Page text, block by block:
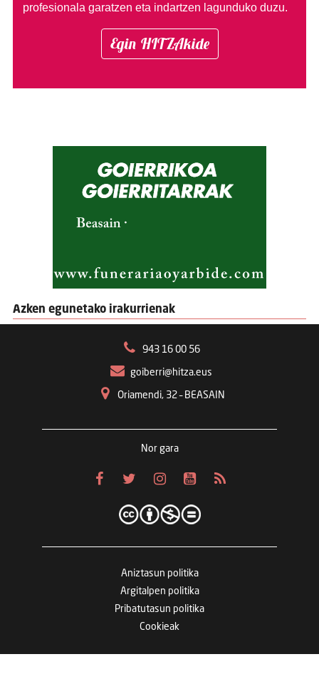
profesionala garatzen eta indartzen lagunduko duzu.
Egin HITZAkide
Azken egunetako irakurrienak
943 16 00 56
goiberri@hitza.eus
Oriamendi, 32 – BEASAIN
Nor gara
Aniztasun politika
Argitalpen politika
Pribatutasun politika
Cookieak